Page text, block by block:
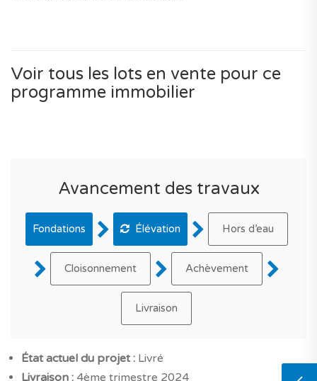
Voir tous les lots en vente pour ce
programme immobilier
Avancement des travaux
Fondations Élévation Hors d’eau
Cloisonnement Achèvement
Livraison
État actuel du projet : Livré
Livraison : 4ème trimestre 2024